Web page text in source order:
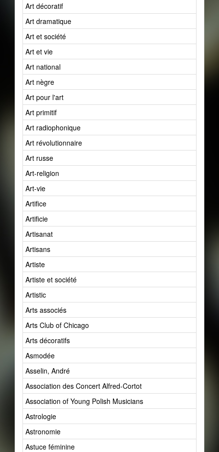
Art décoratif
Art dramatique
Art et société
Art et vie
Art national
Art nègre
Art pour l'art
Art primitif
Art radiophonique
Art révolutionnaire
Art russe
Art-religion
Art-vie
Artifice
Artificie
Artisanat
Artisans
Artiste
Artiste et société
Artistic
Arts associés
Arts Club of Chicago
Arts décoratifs
Asmodée
Asselin, André
Association des Concert Alfred-Cortot
Association of Young Polish Musicians
Astrologie
Astronomie
Astuce féminine